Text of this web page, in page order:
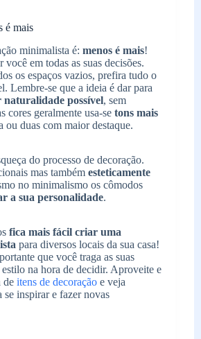
é mais
minimalista é: menos é mais!
você em todas as suas decisões.
os espaços vazios, prefira tudo o
Lembre-se que a ideia é dar para
naturalidade possível, sem
cores geralmente usa-se tons mais
ou duas com maior destaque.
do processo de decoração.
mas também esteticamente
no minimalismo os cômodos
a sua personalidade.
fica mais fácil criar uma
para diversos locais da sua casa!
que você traga as suas
na hora de decidir. Aproveite e
de itens de decoração e veja
se inspirar e fazer novas